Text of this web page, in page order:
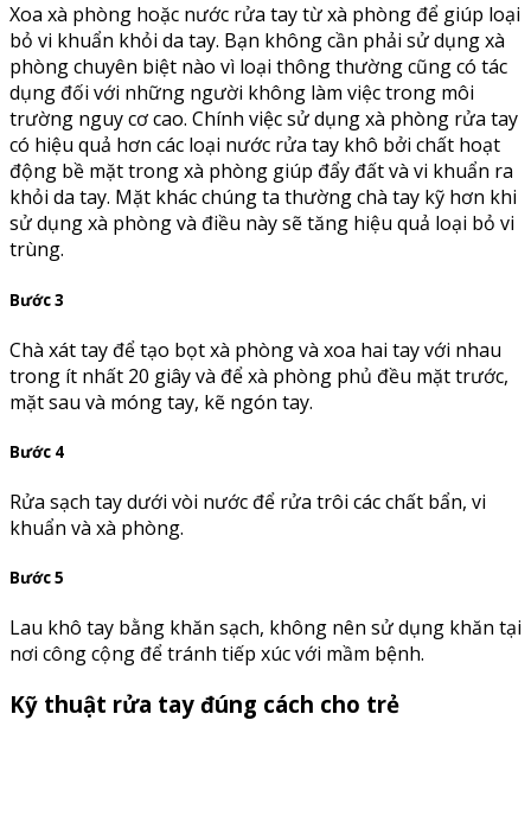
Xoa xà phòng hoặc nước rửa tay từ xà phòng để giúp loại
bỏ vi khuẩn khỏi da tay. Bạn không cần phải sử dụng xà
phòng chuyên biệt nào vì loại thông thường cũng có tác
dụng đối với những người không làm việc trong môi
trường nguy cơ cao. Chính việc sử dụng xà phòng rửa tay
có hiệu quả hơn các loại nước rửa tay khô bởi chất hoạt
động bề mặt trong xà phòng giúp đẩy đất và vi khuẩn ra
khỏi da tay. Mặt khác chúng ta thường chà tay kỹ hơn khi
sử dụng xà phòng và điều này sẽ tăng hiệu quả loại bỏ vi
trùng.
Bước 3
Chà xát tay để tạo bọt xà phòng và xoa hai tay với nhau
trong ít nhất 20 giây và để xà phòng phủ đều mặt trước,
mặt sau và móng tay, kẽ ngón tay.
Bước 4
Rửa sạch tay dưới vòi nước để rửa trôi các chất bẩn, vi
khuẩn và xà phòng.
Bước 5
Lau khô tay bằng khăn sạch, không nên sử dụng khăn tại
nơi công cộng để tránh tiếp xúc với mầm bệnh.
Kỹ thuật rửa tay đúng cách cho trẻ